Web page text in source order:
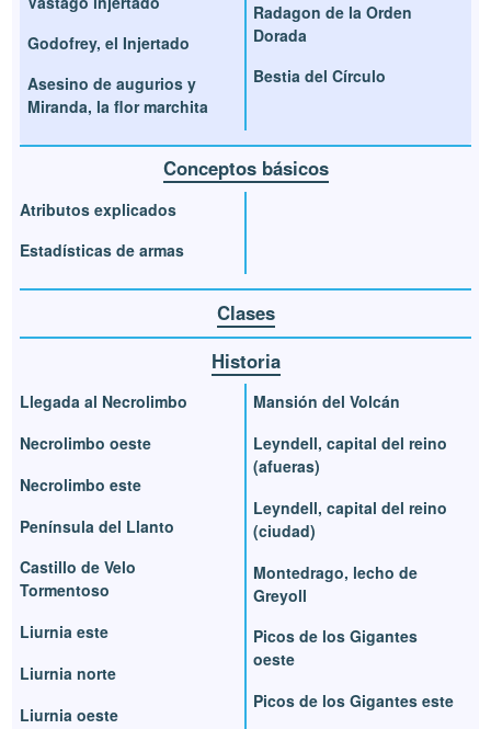
Godofrey, el Injertado
Asesino de augurios y
Miranda, la flor marchita
Radagon de la Orden
Dorada
Bestia del Círculo
Conceptos básicos
Atributos explicados
Estadísticas de armas
Clases
Historia
Llegada al Necrolimbo
Necrolimbo oeste
Necrolimbo este
Península del Llanto
Castillo de Velo
Tormentoso
Liurnia este
Liurnia norte
Liurnia oeste
Mansión del Volcán
Leyndell, capital del reino
(afueras)
Leyndell, capital del reino
(ciudad)
Montedrago, lecho de
Greyoll
Picos de los Gigantes
oeste
Picos de los Gigantes este